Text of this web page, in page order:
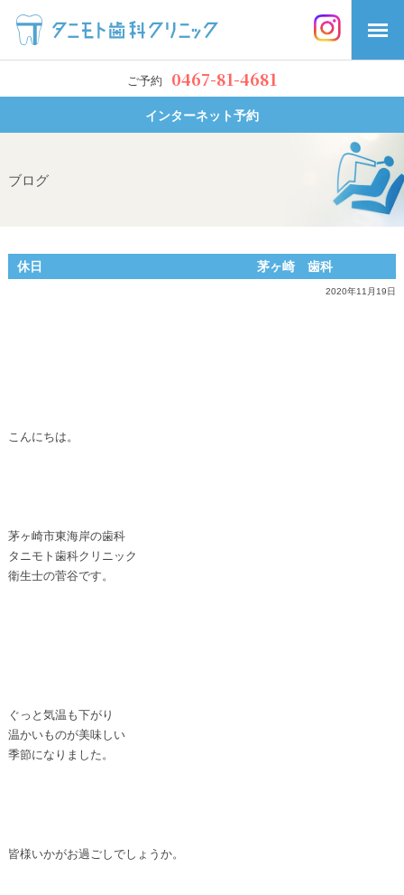
ご予約 0467-81-4681
インターネット予約
ブログ
休日 茅ヶ崎 歯科
2020年11月19日
こんにちは。
茅ヶ崎市東海岸の歯科
タニモト歯科クリニック
衛生士の菅谷です。
ぐっと気温も下がり
温かいものが美味しい
季節になりました。
皆様いかがお過ごしでしょうか。